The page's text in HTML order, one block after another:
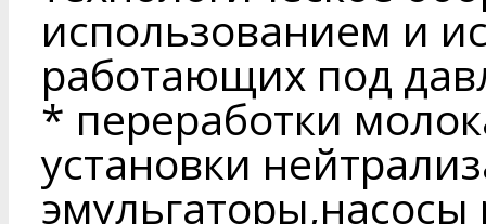
использованием и
работающих под
* переработки
установки